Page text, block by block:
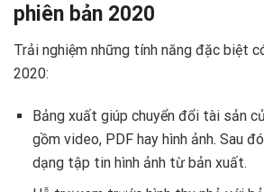
phiên bản 2020
Trải nghiệm những tính năng đặc biệt
2020:
Bảng xuất giúp chuyển đổi tài sản
gồm video, PDF hay hình ảnh. Sau
dạng tập tin hình ảnh từ bản xuất.